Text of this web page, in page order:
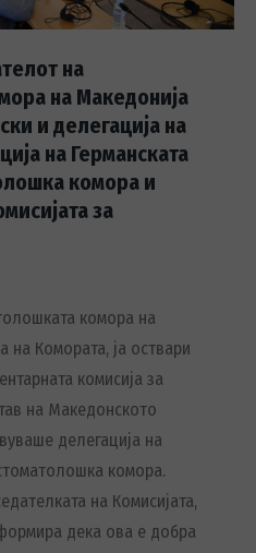
на
на Македонија
и делегација на
на Германската
комора и
за
комора на
на Комората, ја оствари
комисија за
на Македонското
делегација на
комора.
на Комисијата,
дека ова е добра